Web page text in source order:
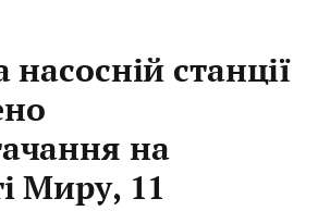
насосній станції
на
Миру, 11